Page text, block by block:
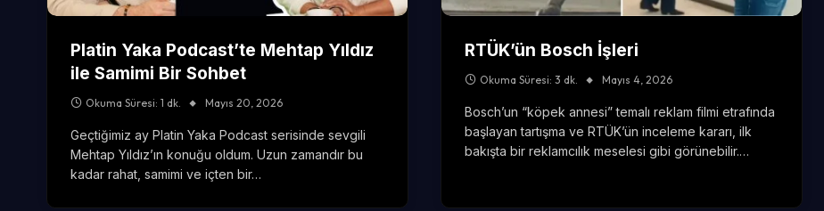
Platin Yaka Podcast’te Mehtap Yıldız
ile Samimi Bir Sohbet
Okuma Süresi: 1 dk. Mayıs 20, 2026
Geçtiğimiz ay Platin Yaka Podcast serisinde sevgili
Mehtap Yıldız’ın konuğu oldum. Uzun zamandır bu
kadar rahat, samimi ve içten bir…
RTÜK’ün Bosch İşleri
Okuma Süresi: 3 dk. Mayıs 4, 2026
Bosch’un “köpek annesi” temalı reklam filmi etrafında
başlayan tartışma ve RTÜK’ün inceleme kararı, ilk
bakışta bir reklamcılık meselesi gibi görünebilir.…